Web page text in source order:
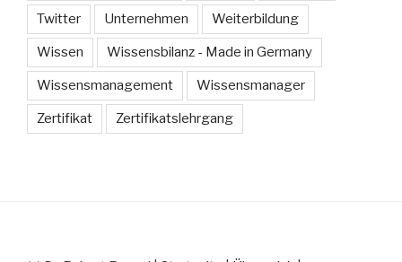
Twitter Unternehmen Weiterbildung
Wissen Wissensbilanz - Made in Germany
Wissensmanagement Wissensmanager
Zertifikat Zertifikatslehrgang